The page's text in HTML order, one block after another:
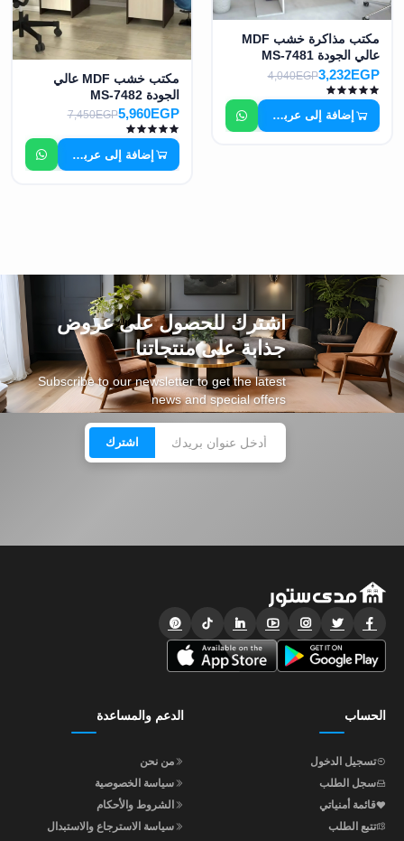
مكتب مذاكرة خشب MDF
عالي الجودة MS-7481
3,232EGP
4,040EGP
إضافة إلى عربة التسوق
مكتب خشب MDF عالي
الجودة MS-7482
5,960EGP
7,450EGP
إضافة إلى عربة التسوق
اشترك للحصول على عروض
جذابة على منتجاتنا
Subscribe to our newsletter to get the latest
news and special offers
اشترك
الحساب
تسجيل الدخول
سجل الطلب
قائمة أمنياتي
تتبع الطلب
الدعم والمساعدة
من نحن
سياسة الخصوصية
الشروط والأحكام
سياسة الاسترجاع والاستبدال